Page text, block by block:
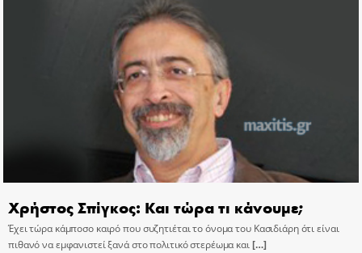
Χρήστος Σπίγκος: Και τώρα τι κάνουμε;
Έχει τώρα κάμποσο καιρό που συζητιέται το όνομα του Κασιδιάρη ότι είναι
πιθανό να εμφανιστεί ξανά στο πολιτικό στερέωμα και[…]